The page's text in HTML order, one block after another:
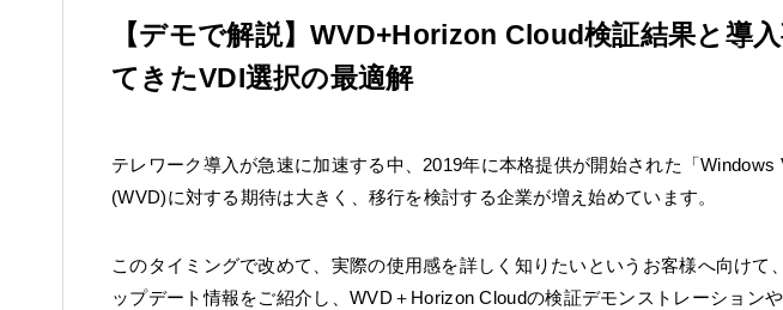
【デモで解説】WVD+Horizon Cloud検証結果と導
てきたVDI選択の最適解
テレワーク導入が急速に加速する中、2019年に本格提供が開始された「Windows
(WVD)に対する期待は大きく、移行を検討する企業が増え始めています。
このタイミングで改めて、実際の使用感を詳しく知りたいというお客様へ向けて
ップデート情報をご紹介し、WVD＋Horizon Cloudの検証デモンストレーションや